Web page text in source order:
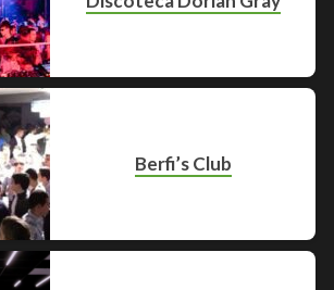
Berfi’s Club